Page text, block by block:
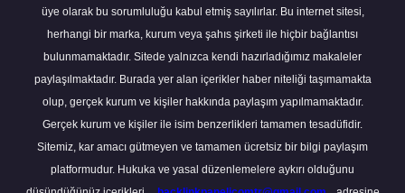
üye olarak bu sorumluluğu kabul etmiş sayılırlar. Bu internet sitesi,
herhangi bir marka, kurum veya şahıs şirketi ile hiçbir bağlantısı
bulunmamaktadır. Sitede yalnızca kendi hazırladığımız makaleler
paylaşılmaktadır. Burada yer alan içerikler haber niteliği taşımamakta
olup, gerçek kurum ve kişiler hakkında paylaşım yapılmamaktadır.
Gerçek kurum ve kişiler ile isim benzerlikleri tamamen tesadüfidir.
Sitemiz, kar amacı gütmeyen ve tamamen ücretsiz bir bilgi paylaşım
platformudur. Hukuka ve yasal düzenlemelere aykırı olduğunu